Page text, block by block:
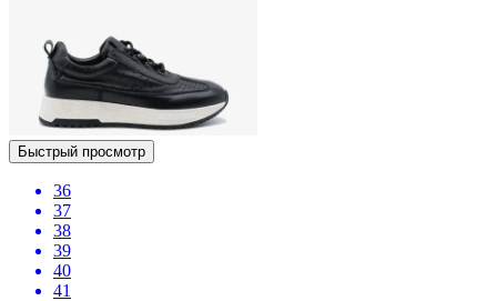
Быстрый просмотр
36
37
38
39
40
41